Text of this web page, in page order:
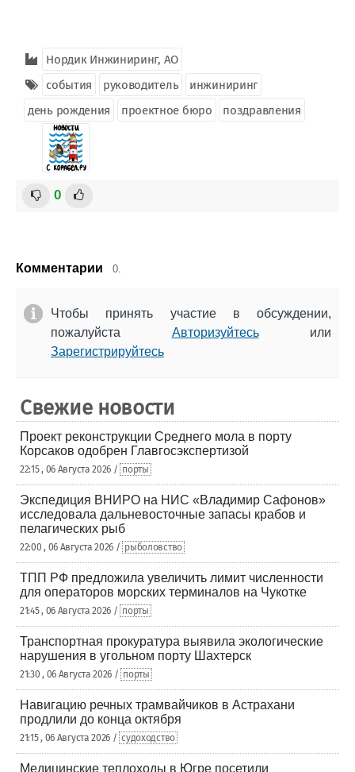
Нордик Инжиниринг, AO
события
руководитель
инжиниринг
день рождения
проектное бюро поздравления
0
Комментарии 0.
Чтобы принять участие в обсуждении,
пожалуйста Авторизуйтесьили
Зарегистрируйтесь
Свежие новости
Проект реконструкции Среднего мола в порту
Корсаков одобрен Главгосэкспертизой
22:15 , 06 Августа 2026 / порты
Экспедиция ВНИРО на НИС «Владимир Сафонов»
исследовала дальневосточные запасы крабов и
пелагических рыб
22:00 , 06 Августа 2026 / рыболовство
ТПП РФ предложила увеличить лимит численности
для операторов морских терминалов на Чукотке
21:45 , 06 Августа 2026 / порты
Транспортная прокуратура выявила экологические
нарушения в угольном порту Шахтерск
21:30 , 06 Августа 2026 / порты
Навигацию речных трамвайчиков в Астрахани
продлили до конца октября
21:15 , 06 Августа 2026 / судоходство
Медицинские теплоходы в Югре посетили